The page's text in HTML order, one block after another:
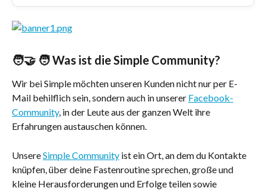
🧑‍🤝 ‍🧑 Was ist die Simple Community?
Wir bei Simple möchten unseren Kunden nicht nur per E-
Mail behilflich sein, sondern auch in unserer Facebook-
Community, in der Leute aus der ganzen Welt ihre
Erfahrungen austauschen können.
Unsere Simple Community ist ein Ort, an dem du Kontakte
knüpfen, über deine Fastenroutine sprechen, große und
kleine Herausforderungen und Erfolge teilen sowie